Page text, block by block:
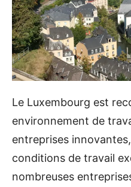
Le Luxembourg est
environnement de
entreprises
conditions de travail
nombreuses